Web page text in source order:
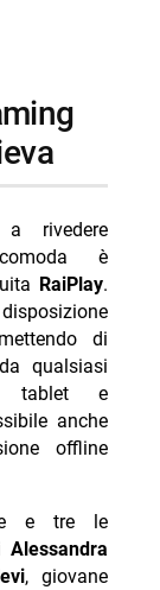
rivedere
è
RaiPlay.
di
qualsiasi
tablet e
anche
offline
e tre le
Alessandra
, giovane